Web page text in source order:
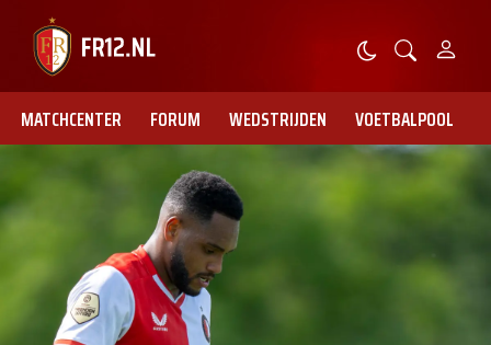
MATCHCENTER FORUM WEDSTRIJDEN VOETBALPOOL